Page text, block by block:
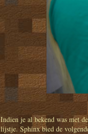
Indien je al bekend was met
lijstje. Sphinx bied de